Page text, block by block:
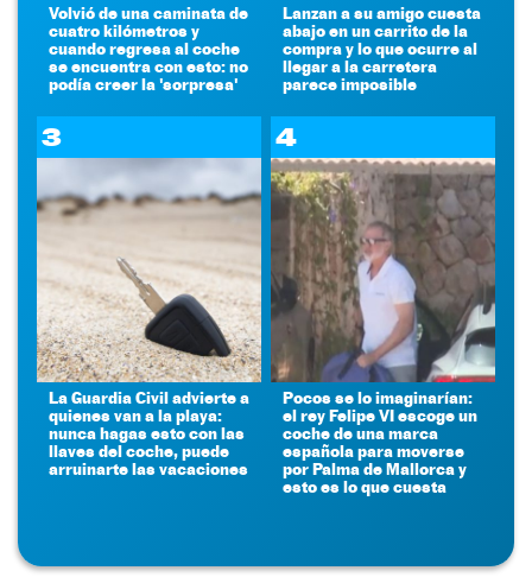
Volvió de una caminata de
cuatro kilómetros y
cuando regresa al coche
se encuentra con esto: no
podía creer la 'sorpresa'
Lanzan a su amigo cuesta
abajo en un carrito de la
compra y lo que ocurre al
llegar a la carretera
parece imposible
3
La Guardia Civil advierte a
quienes van a la playa:
nunca hagas esto con las
llaves del coche, puede
arruinarte las vacaciones
4
Pocos se lo imaginarían:
el rey Felipe VI escoge un
coche de una marca
española para moverse
por Palma de Mallorca y
esto es lo que cuesta